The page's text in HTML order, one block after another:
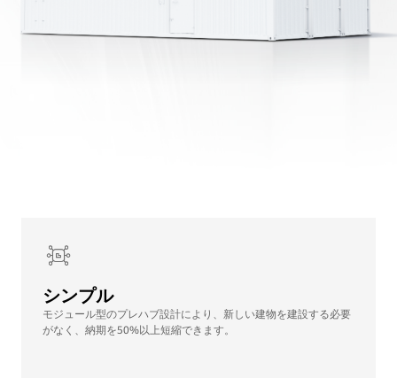
シンプル
モジュール型のプレハブ設計により、新しい建物を建設する必要
がなく、納期を50%以上短縮できます。